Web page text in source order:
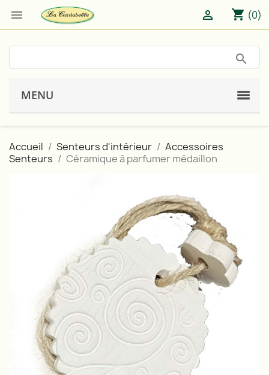
 shopping_cart (0)

MENU
Accueil Senteurs d'intérieur
Accessoires
Senteurs
Céramique à parfumer médaillon